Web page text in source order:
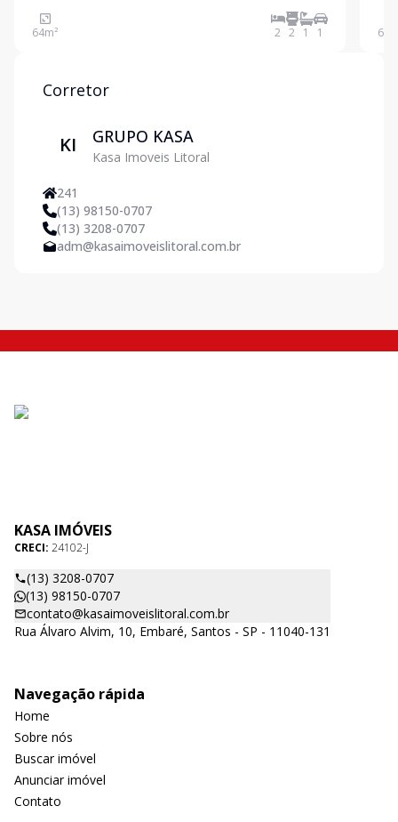
funcionalidade.O
64m² 2 2 1 1 63
Corretor
KI GRUPO KASA
Kasa Imoveis Litoral
241
(13) 98150-0707
(13) 3208-0707
adm@kasaimoveislitoral.com.br
KASA IMÓVEIS
CRECI: 24102-J
(13) 3208-0707
(13) 98150-0707
contato@kasaimoveislitoral.com.br
Rua Álvaro Alvim, 10, Embaré, Santos - SP - 11040-131
Navegação rápida
Home
Sobre nós
Buscar imóvel
Anunciar imóvel
Contato